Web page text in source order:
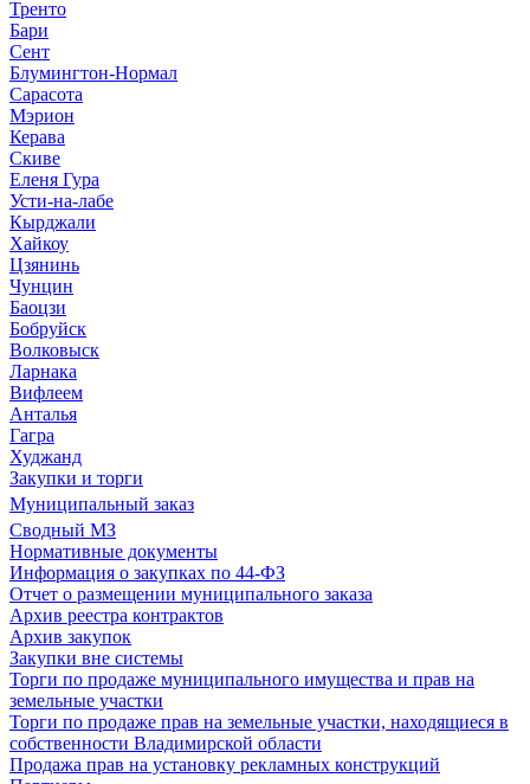
Тренто
Бари
Сент
Блумингтон-Нормал
Сарасота
Мэрион
Керава
Скиве
Еленя Гура
Усти-на-лабе
Кырджали
Хайкоу
Цзянинь
Чунцин
Баоцзи
Бобруйск
Волковыск
Ларнака
Вифлеем
Анталья
Гагра
Худжанд
Закупки и торги
Муниципальный заказ
Сводный МЗ
Нормативные документы
Информация о закупках по 44-ФЗ
Отчет о размещении муниципального заказа
Архив реестра контрактов
Архив закупок
Закупки вне системы
Торги по продаже муниципального имущества и прав на
земельные участки
Торги по продаже прав на земельные участки, находящиеся в
собственности Владимирской области
Продажа прав на установку рекламных конструкций